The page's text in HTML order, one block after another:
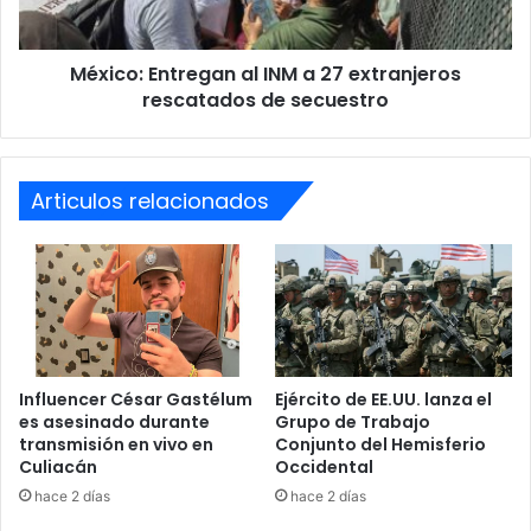
hospitalizados”.
Doce familiares de los compatriotas muertos y lesionados
viajaron el 5 de abril con laCancillería de Honduras a
Ciudad Juárez para identificarlos.
incendio INM
migrantes hondureños muertos
rescatados
de
secuestroMéxico: Entregan al INM a 27 extranjeros
rescatados de secuestro
Articulos relacionados
Influencer César Gastélum
es asesinado durante
transmisión en vivo en
Culiacán
hace 2 días
Ejército de EE.UU. lanza el
Grupo de Trabajo
Conjunto del Hemisferio
Occidental
hace 2 días